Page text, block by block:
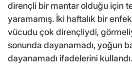
dirençli bir mantar olduğu için
yaramamış. İki haftalık bir
vücudu çok dirençliydi,
sonunda dayanamadı, yoğun
dayanamadı ifadelerini kullandı.